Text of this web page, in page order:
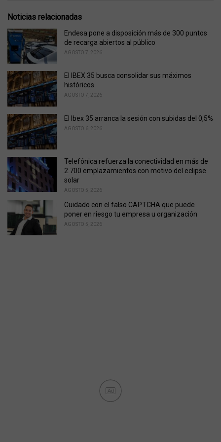
e
o
r
i
:
Noticias relacionadas
Endesa pone a disposición más de 300 puntos
de recarga abiertos al público
AGOSTO 7, 2026
El IBEX 35 busca consolidar sus máximos
históricos
AGOSTO 7, 2026
El Ibex 35 arranca la sesión con subidas del 0,5%
AGOSTO 6, 2026
Telefónica refuerza la conectividad en más de
2.700 emplazamientos con motivo del eclipse
solar
AGOSTO 5, 2026
Cuidado con el falso CAPTCHA que puede
poner en riesgo tu empresa u organización
AGOSTO 5, 2026
Ad